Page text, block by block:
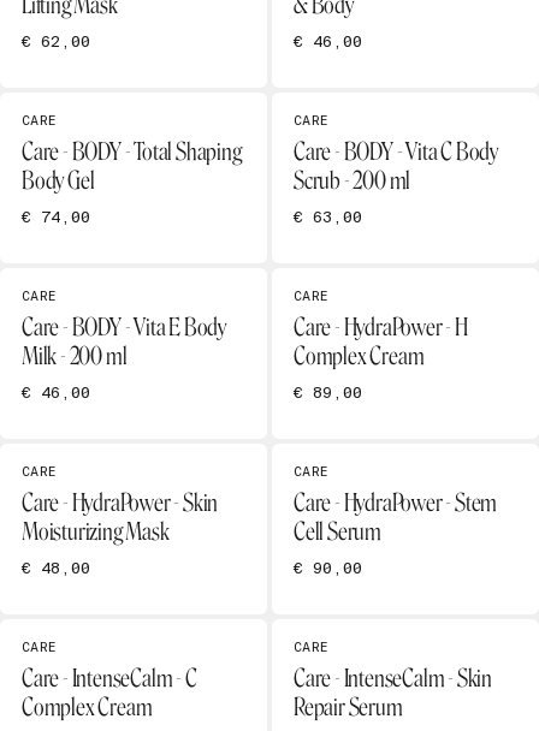
€ 62,00 € 46,00
CARE
Care - BODY - Total Shaping
Body Gel
€ 74,00
CARE
Care - BODY - Vita C Body
Scrub - 200 ml
€ 63,00
CARE
Care - BODY - Vita E Body
Milk - 200 ml
€ 46,00
CARE
Care - HydraPower - H
Complex Cream
€ 89,00
CARE
Care - HydraPower - Skin
Moisturizing Mask
€ 48,00
CARE
Care - HydraPower - Stem
Cell Serum
€ 90,00
CARE
Care - IntenseCalm - C
Complex Cream
CARE
Care - IntenseCalm - Skin
Repair Serum